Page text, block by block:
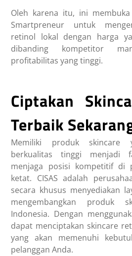
Oleh karena itu, ini
Smartpreneur untuk
retinol lokal dengan harga
dibanding kompetitor
profitabilitas yang tinggi.
Ciptakan
Terbaik
Memiliki produk skincare
berkualitas tinggi menjadi
menjaga posisi kompetitif di
ketat. CISAS adalah
secara khusus menyediakan
mengembangkan produk
Indonesia. Dengan
dapat menciptakan skincare
yang akan memenuhi
pelanggan Anda.